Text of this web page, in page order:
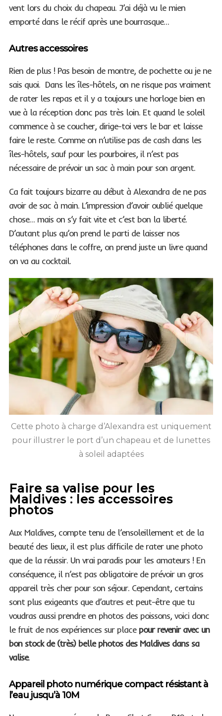
vent lors du choix du chapeau. J’ai déjà vu le mien
emporté dans le récif après une bourrasque…
Autres accessoires
Rien de plus ! Pas besoin de montre, de pochette ou je ne
sais quoi. Dans les îles-hôtels, on ne risque pas vraiment
de rater les repas et il y a toujours une horloge bien en
vue à la réception donc pas très loin. Et quand le soleil
commence à se coucher, dirige-toi vers le bar et laisse
faire le reste. Comme on n’utilise pas de cash dans les
îles-hôtels, sauf pour les pourboires, il n’est pas
nécessaire de prévoir un sac à main pour son argent.
Ca fait toujours bizarre au début à Alexandra de ne pas
avoir de sac à main. L’impression d’avoir oublié quelque
chose… mais on s’y fait vite et c’est bon la liberté.
D’autant plus qu’on prend le parti de laisser nos
téléphones dans le coffre, on prend juste un livre quand
on va au cocktail.
Cette photo à charge d’Alexandra est uniquement
pour illustrer le port d’un chapeau et de lunettes
à soleil adaptées
Faire sa valise pour les
Maldives : les accessoires
photos
Aux Maldives, compte tenu de l’ensoleillement et de la
beauté des lieux, il est plus difficile de rater une photo
que de la réussir. Un vrai paradis pour les amateurs ! En
conséquence, il n’est pas obligatoire de prévoir un gros
appareil très cher pour son séjour. Cependant, certains
sont plus exigeants que d’autres et peut-être que tu
voudras aussi prendre en photos des poissons, voici donc
le fruit de nos expériences sur place pour revenir avec un
bon stock de (très) belle photos des Maldives dans sa
valise.
Appareil photo numérique compact résistant à
l’eau jusqu’à 10M
S
r
c
h
f
o